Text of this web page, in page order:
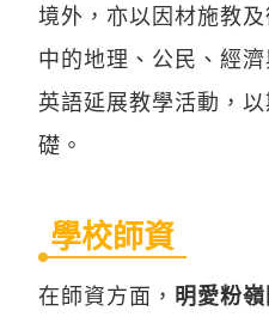
境外，亦以因材施教
中的地理、公民、經
英語延展教學活動，
礎。
學校師資
在師資方面， 明愛粉